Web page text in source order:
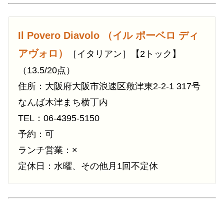
Il Povero Diavolo （イル ポーベロ ディ
アヴォロ）
［イタリアン］【2トック】
（13.5/20点）
住所：大阪府大阪市浪速区敷津東2-2-1 317号
なんば木津まち横丁内
TEL：06-4395-5150
予約：可
ランチ営業：×
定休日：水曜、その他月1回不定休